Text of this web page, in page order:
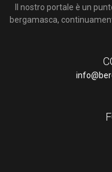
Il nostro portale è un
bergamasca,